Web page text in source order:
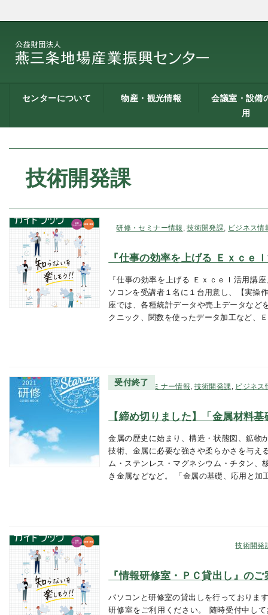
センターについて 物産・観光情報
会議室・設備
用
用案内
にあたって
室）
技術開発課
研修・セミナー情報 ,技術開発課 ビジネス情
『仕事の効率を上げる Ｅｘｃｅ
『仕事の効率を上げる Ｅｘｃｅｌ活用講
ソコンを受講者１名に１台用意し、【実操
座では、各種統計データや売上データなど
クニック、関数を使ったデータ加工など、
研修・セミナー情報, 技術開発課, ビジネス
受付終了
【締め切りました】「金属材料
金属の歴史に始まり、構造・状態図、鉱物
技術、金属に必要な強さや柔らかさを与え
ム・ステンレス・マグネシウム・チタン、
き金属などなど。 「金属の基礎、応用と加
技術開発
『情報研修室・ＰＣ貸出し』のご
パソコンと研修室の貸出しを行っておりま
研修室をご利用ください。 随時受付中し